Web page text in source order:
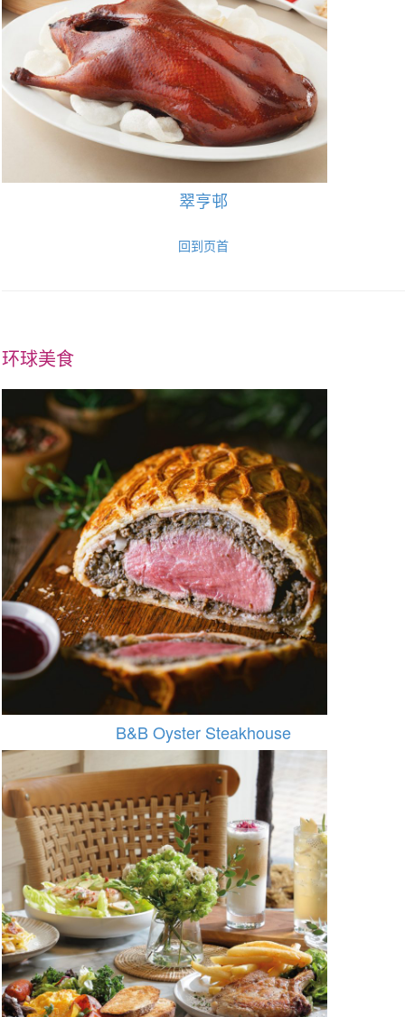
翠亨邨
回到页首
环球美食
B&B Oyster Steakhouse